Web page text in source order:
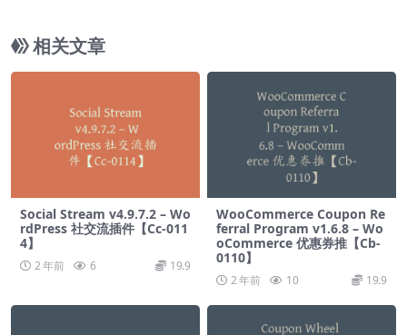
相关文章
Social Stream v4.9.7.2 – Wo
rdPress 社交流插件【Cc-011
4】
2 年前 6 19.9
WooCommerce Coupon Re
ferral Program v1.6.8 – Wo
oCommerce 优惠券推【Cb-
0110】
2 年前 10 19.9